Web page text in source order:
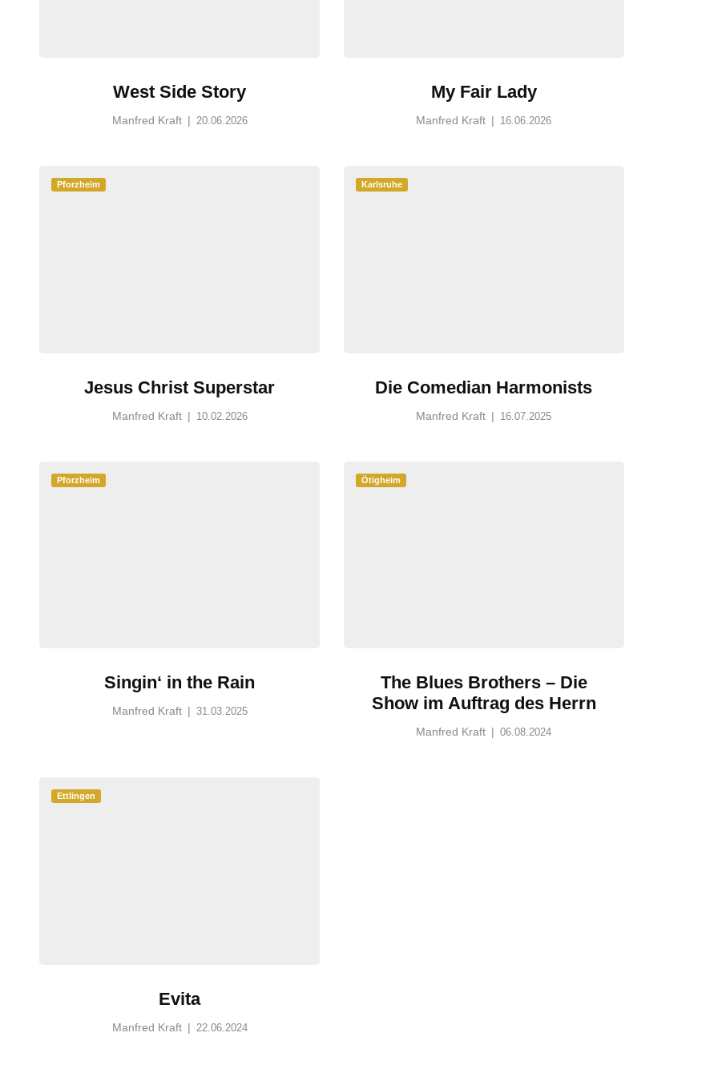
West Side Story
Manfred Kraft | 20.06.2026
My Fair Lady
Manfred Kraft | 16.06.2026
Pforzheim
Jesus Christ Superstar
Manfred Kraft | 10.02.2026
Karlsruhe
Die Comedian Harmonists
Manfred Kraft | 16.07.2025
Pforzheim
Singin‘ in the Rain
Manfred Kraft | 31.03.2025
Ötigheim
The Blues Brothers – Die
Show im Auftrag des Herrn
Manfred Kraft | 06.08.2024
Ettlingen
Evita
Manfred Kraft | 22.06.2024